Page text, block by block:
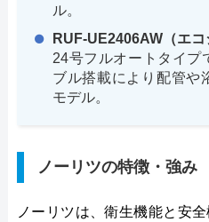
ル。
RUF-UE2406AW（エコ
24号フルオートタイプ
ブル搭載により配管や
モデル。
ノーリツの特徴・強み
ノーリツは、衛生機能と安